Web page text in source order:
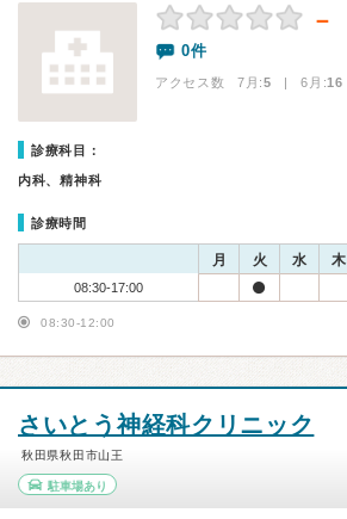
－
0件
アクセス数 7月:5 | 6月:16
診療科目：
内科、精神科
診療時間
月 火 水 木
08:30-17:00
08:30-12:00
さいとう神経科クリニック
秋田県秋田市山王
駐車場あり